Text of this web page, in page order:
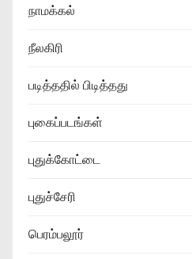
நாமக்கல்
நீலகிரி
படித்ததில் பிடித்தது
புகைப்படங்கள்
புதுக்கோட்டை
புதுச்சேரி
பெரம்பலூர்